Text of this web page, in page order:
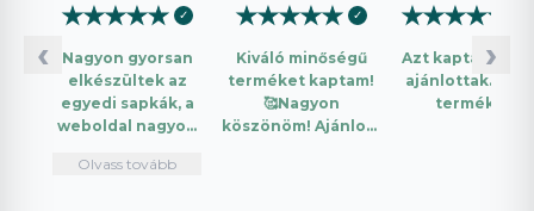
‹
★★★★★ ✓
Nagyon gyorsan
elkészültek az
egyedi sapkák, a
weboldal nagyon
használni.
Olvass tovább
★★★★★ ✓
Kiváló minőségű
terméket kaptam!
🥰Nagyon
köszönöm! Ajánlom
★★★★★
Azt kaptam amit
ajánlottak. Jó a
termék.
›